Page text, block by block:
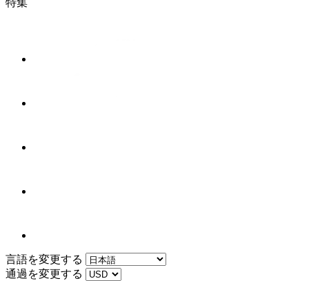
特集
言語を変更する
通過を変更する